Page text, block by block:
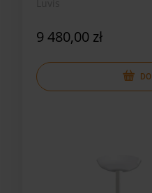
9 480,00 zł